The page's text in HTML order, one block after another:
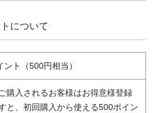
について
ント（500円相当）
購入されるお客様はお得意様登録
と、初回購入から使える500ポイン